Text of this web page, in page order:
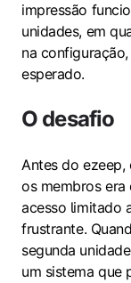
impressão
unidades, em
na
esperado.
O desafio
Antes do ezeep,
os membros era
acesso limitado
frustrante.
segunda
um sistema que